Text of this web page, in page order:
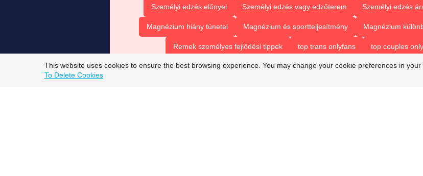
Személyi edzés előnyei Személyi edzés vagy edzőterem Személyi edzés
Magnézium hiány tünetei Magnézium és sportteljesítmény Magnézium
Remek személyes fejlődési tippek top trans onlyfans top couples
top trans onlyfans models beat trans onlyfans onlyfans top couples best only
This website uses cookies to ensure the best browsing experience. You may change your cookie preferences in your
To Delete Cookies